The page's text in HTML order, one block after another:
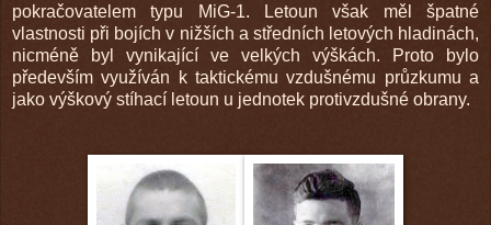
pokračovatelem typu MiG-1. Letoun však měl špatné
vlastnosti při bojích v nižších a středních letových hladinách,
nicméně byl vynikající ve velkých výškách. Proto bylo
především využíván k taktickému vzdušnému průzkumu a
jako výškový stíhací letoun u jednotek protivzdušné obrany.